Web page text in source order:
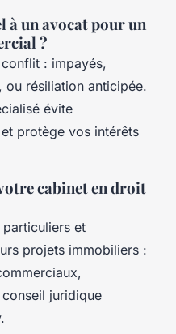
un avocat pour un
?
: impayés,
ou résiliation anticipée.
évite
et protège vos intérêts
cabinet en droit
et
projets immobiliers :
juridique